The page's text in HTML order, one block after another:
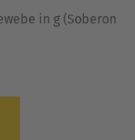
in g (Soberon